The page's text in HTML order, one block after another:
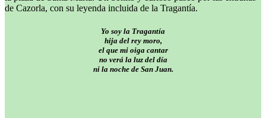
de Cazorla, con su leyenda incluida de la Tragantía.
Yo soy la Tragantía
hija del rey moro,
el que mi oiga cantar
no verá la luz del día
ni la noche de San Juan.